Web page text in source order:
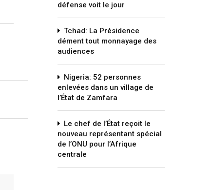
défense voit le jour
Tchad: La Présidence
dément tout monnayage des
audiences
Nigeria: 52 personnes
enlevées dans un village de
l’État de Zamfara
Le chef de l’État reçoit le
nouveau représentant spécial
de l’ONU pour l’Afrique
centrale